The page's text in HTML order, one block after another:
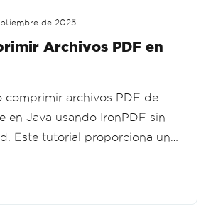
de 2025
Archivos PDF en
comprimir archivos PDF de
en Java usando IronPDF sin
Este tutorial proporciona una